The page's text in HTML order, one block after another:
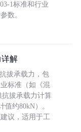
1标准和行业
数。
解
拔承载力，包
标准（如《混
抗拔承载力计算
约80kN）。
议，适用于工